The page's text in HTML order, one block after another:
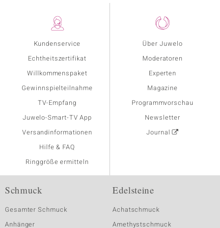
Kundenservice
Echtheitszertifikat
Willkommenspaket
Gewinnspielteilnahme
TV-Empfang
Juwelo-Smart-TV App
Versandinformationen
Hilfe & FAQ
Ringgröße ermitteln
Über Juwelo
Moderatoren
Experten
Magazine
Programmvorschau
Newsletter
Journal
Schmuck
Gesamter Schmuck
Anhänger
Edelsteine
Achatschmuck
Amethystschmuck